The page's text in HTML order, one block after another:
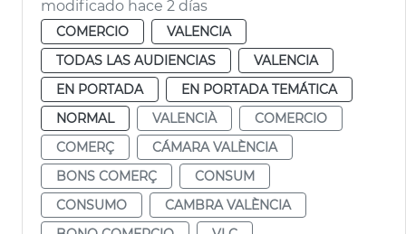
modificado hace 2 días
COMERCIO
VALENCIA
TODAS LAS AUDIENCIAS
VALENCIA
EN PORTADA
EN PORTADA TEMÁTICA
NORMAL
VALENCIÀ
COMERCIO
COMERÇ
CÁMARA VALÈNCIA
BONS COMERÇ
CONSUM
CONSUMO
CAMBRA VALÈNCIA